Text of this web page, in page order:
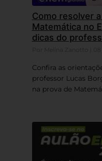
Como resolver
Matemática no
dicas do
Confira as
professor Lucas
na prova de